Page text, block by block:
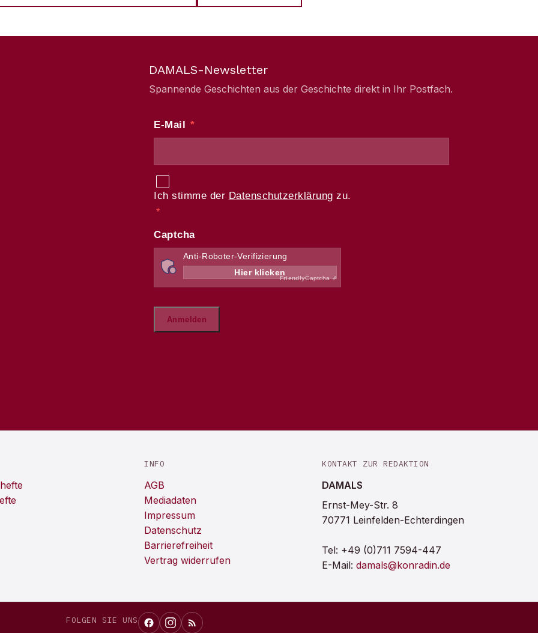
DAMALS-Newsletter
Spannende Geschichten aus der Geschichte direkt in Ihr Postfach.
INFO
AGB
Mediadaten
Impressum
Datenschutz
Barrierefreiheit
Vertrag widerrufen
KONTAKT ZUR REDAKTION
DAMALS
Ernst-Mey-Str. 8
70771 Leinfelden-Echterdingen
Tel: +49 (0)711 7594-447
E-Mail: damals@konradin.de
FOLGEN SIE UNS